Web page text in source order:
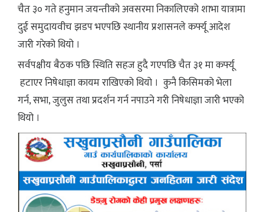
चैत ३० गते हनुमान जयन्तीको अवसरमा निकालिएको शाभा यात्रामा
दुई समुदायवीच झडप भएपछि स्थानीय प्रशासनले कर्फ्यू आदेश
जारी गरेको थियो ।
सर्वपक्षीय बैठक पछि स्थिति सहज हुदै गएपछि चैत ३१ मा कर्फ्यू
हटाएर निषेधाज्ञा कायम राखिएको थियो । कुनै किसिमको भेला
गर्न, सभा, जुलुस तथा प्रदर्शन गर्न नपाउने गरी निषेधाज्ञा जारी भएको
थियो ।